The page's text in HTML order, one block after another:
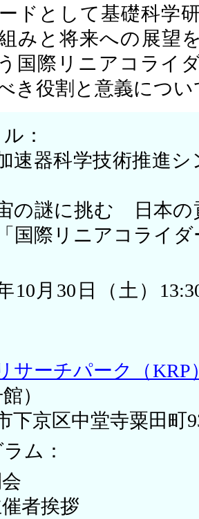
ドとして基礎科学
みと将来への展望
国際リニアコライ
き役割と意義につ
：
速器科学技術推進
宙の謎に挑む 日本
国際リニアコライダ
10月30日（土）
サーチパーク（KRP
）
下京区中堂寺粟田町
ム：
者挨拶